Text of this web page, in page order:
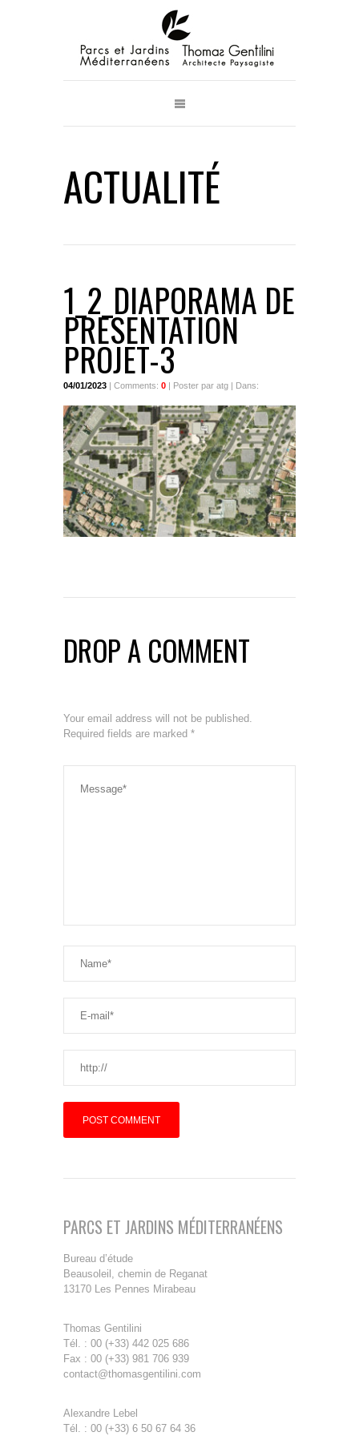
ACTUALITÉ
1_2_DIAPORAMA DE
PRESENTATION
PROJET-3
04/01/2023 | Comments: 0 | Poster par atg | Dans:
DROP A COMMENT
Your email address will not be published.
Required fields are marked *
PARCS ET JARDINS MÉDITERRANÉENS
Bureau d’étude
Beausoleil, chemin de Reganat
13170 Les Pennes Mirabeau
Thomas Gentilini
Tél. : 00 (+33) 442 025 686
Fax : 00 (+33) 981 706 939
contact@thomasgentilini.com
Alexandre Lebel
Tél. : 00 (+33) 6 50 67 64 36